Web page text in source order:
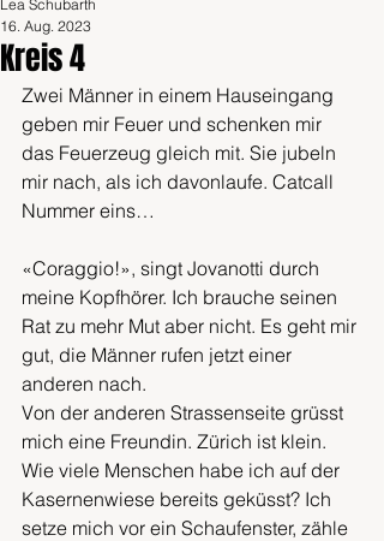
Kreis 4
Lea Schubarth
16. Aug. 2023
Zwei Männer in einem Hauseingang
geben mir Feuer und schenken mir
das Feuerzeug gleich mit. Sie jubeln
mir nach, als ich davonlaufe. Catcall
Nummer eins…
«Coraggio!», singt Jovanotti durch
meine Kopfhörer. Ich brauche seinen
Rat zu mehr Mut aber nicht. Es geht mir
gut, die Männer rufen jetzt einer
anderen nach.
Von der anderen Strassenseite grüsst
mich eine Freundin. Zürich ist klein.
Wie viele Menschen habe ich auf der
Kasernenwiese bereits geküsst? Ich
setze mich vor ein Schaufenster, zähle